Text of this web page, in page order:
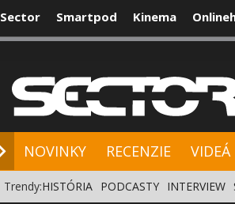
Sector Smartpod Kinema
NOVINKY RECENZIE VIDEÁ
Trendy:HISTÓRIA PODCASTY INTERVIEW